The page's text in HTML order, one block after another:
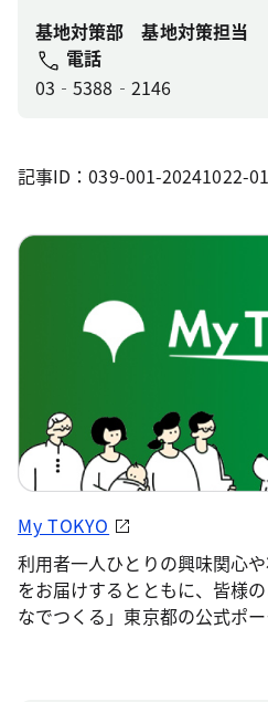
基地対策部 基地対策担当
電話
03‐5388‐2146
記事ID：039-001-20241022-
My TOKYO
利用者一人ひとりの興味関心
をお届けするとともに、皆様
なでつくる」東京都の公式ポー